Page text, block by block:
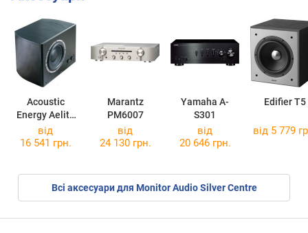
Acoustic
Energy Aelite
608 Sub
Marantz
PM6007
Yamaha A-
S301
Edifier T5
від
16 541 грн.
від
24 130 грн.
від
20 646 грн.
від 5 779
Всі аксесуари для Monitor Audio Silver Centre